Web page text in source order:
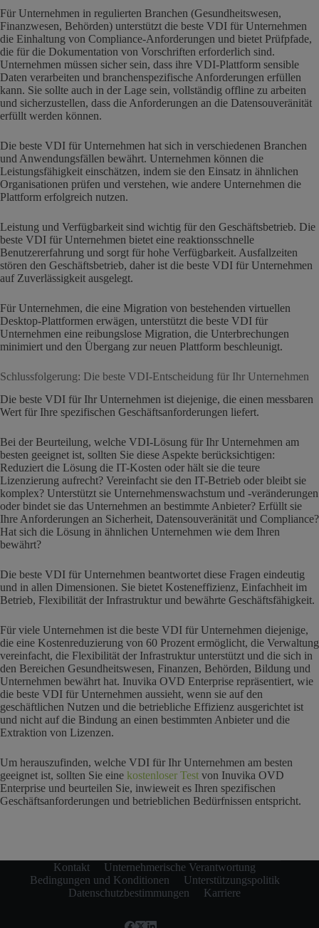
Für Unternehmen in regulierten Branchen (Gesundheitswesen,
Finanzwesen, Behörden) unterstützt die beste VDI für Unternehmen
die Einhaltung von Compliance-Anforderungen und bietet Prüfpfade,
die für die Dokumentation von Vorschriften erforderlich sind.
Unternehmen müssen sicher sein, dass ihre VDI-Plattform sensible
Daten verarbeiten und branchenspezifische Anforderungen erfüllen
kann. Sie sollte auch in der Lage sein, vollständig offline zu arbeiten
und sicherzustellen, dass die Anforderungen an die Datensouveränität
erfüllt werden können.
Die beste VDI für Unternehmen hat sich in verschiedenen Branchen
und Anwendungsfällen bewährt. Unternehmen können die
Leistungsfähigkeit einschätzen, indem sie den Einsatz in ähnlichen
Organisationen prüfen und verstehen, wie andere Unternehmen die
Plattform erfolgreich nutzen.
Leistung und Verfügbarkeit sind wichtig für den Geschäftsbetrieb. Die
beste VDI für Unternehmen bietet eine reaktionsschnelle
Benutzererfahrung und sorgt für hohe Verfügbarkeit. Ausfallzeiten
stören den Geschäftsbetrieb, daher ist die beste VDI für Unternehmen
auf Zuverlässigkeit ausgelegt.
Für Unternehmen, die eine Migration von bestehenden virtuellen
Desktop-Plattformen erwägen, unterstützt die beste VDI für
Unternehmen eine reibungslose Migration, die Unterbrechungen
minimiert und den Übergang zur neuen Plattform beschleunigt.
Schlussfolgerung: Die beste VDI-Entscheidung für Ihr Unternehmen
Die beste VDI für Ihr Unternehmen ist diejenige, die einen messbaren
Wert für Ihre spezifischen Geschäftsanforderungen liefert.
Bei der Beurteilung, welche VDI-Lösung für Ihr Unternehmen am
besten geeignet ist, sollten Sie diese Aspekte berücksichtigen:
Reduziert die Lösung die IT-Kosten oder hält sie die teure
Lizenzierung aufrecht? Vereinfacht sie den IT-Betrieb oder bleibt sie
komplex? Unterstützt sie Unternehmenswachstum und -veränderungen
oder bindet sie das Unternehmen an bestimmte Anbieter? Erfüllt sie
Ihre Anforderungen an Sicherheit, Datensouveränität und Compliance?
Hat sich die Lösung in ähnlichen Unternehmen wie dem Ihren
bewährt?
Die beste VDI für Unternehmen beantwortet diese Fragen eindeutig
und in allen Dimensionen. Sie bietet Kosteneffizienz, Einfachheit im
Betrieb, Flexibilität der Infrastruktur und bewährte Geschäftsfähigkeit.
Für viele Unternehmen ist die beste VDI für Unternehmen diejenige,
die eine Kostenreduzierung von 60 Prozent ermöglicht, die Verwaltung
vereinfacht, die Flexibilität der Infrastruktur unterstützt und die sich in
den Bereichen Gesundheitswesen, Finanzen, Behörden, Bildung und
Unternehmen bewährt hat. Inuvika OVD Enterprise repräsentiert, wie
die beste VDI für Unternehmen aussieht, wenn sie auf den
geschäftlichen Nutzen und die betriebliche Effizienz ausgerichtet ist
und nicht auf die Bindung an einen bestimmten Anbieter und die
Extraktion von Lizenzen.
Um herauszufinden, welche VDI für Ihr Unternehmen am besten
geeignet ist, sollten Sie eine kostenloser Test von Inuvika OVD
Enterprise und beurteilen Sie, inwieweit es Ihren spezifischen
Geschäftsanforderungen und betrieblichen Bedürfnissen entspricht.
Kontakt
Unternehmerische Verantwortung
Bedingungen und Konditionen
Unterstützungspolitik
Datenschutzbestimmungen
Karriere